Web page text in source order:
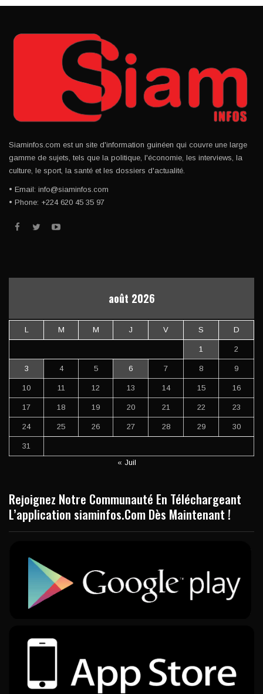
Siaminfos.com est un site d'information guinéen qui couvre une large
gamme de sujets, tels que la politique, l'économie, les interviews, la
culture, le sport, la santé et les dossiers d'actualité.
• Email: info@siaminfos.com
• Phone: +224 620 45 35 97
août 2026
L M M J V S D
1 2
3 4 5 6 7 8 9
10 11 12 13 14 15 16
17 18 19 20 21 22 23
24 25 26 27 28 29 30
31
« Juil
Rejoignez Notre Communauté En Téléchargeant
L’application siaminfos.Com Dès Maintenant !